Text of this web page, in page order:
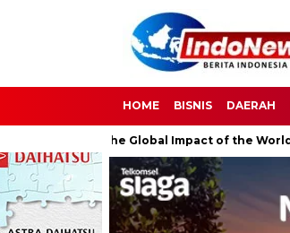
HOME BISNIS DAERAH
The Global Impact of the World Cup